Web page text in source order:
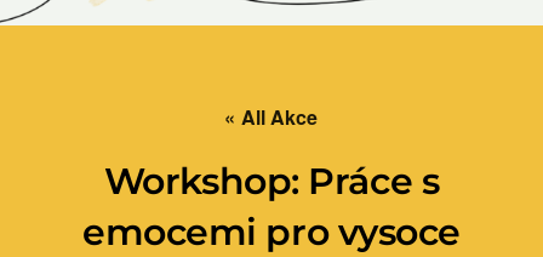
« All Akce
Workshop: Práce s
emocemi pro vysoce